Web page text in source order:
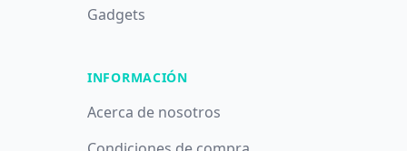
Gadgets
INFORMACIÓN
Acerca de nosotros